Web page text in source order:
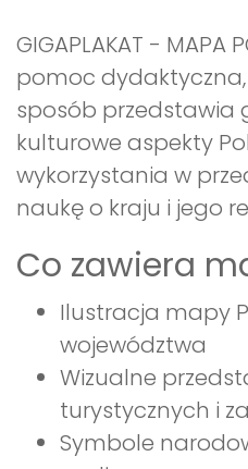
GIGAPLAKAT - MAPA
pomoc
sposób przedstawia
kulturowe aspekty
wykorzystania w
naukę o kraju i jego
Co zawiera
Ilustracja mapy
województwa
Wizualne
turystycznych i
Symbole